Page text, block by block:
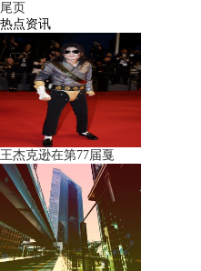
尾页
热点资讯
王杰克逊在第77届戛